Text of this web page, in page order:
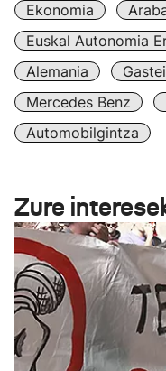
Ekonomia
Euskal Autonomia
Alemania
Mercedes Benz
Automobilgintza
Zure